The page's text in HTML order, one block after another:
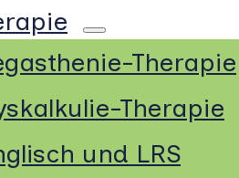
Therapie
Therapie
und LRS